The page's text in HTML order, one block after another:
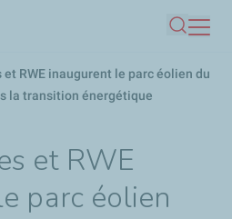
contenu
principal
RWE inaugurent le parc éolien du
la transition énergétique
et RWE
parc éolien